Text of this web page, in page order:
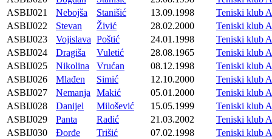
ASBIJ021
Nebojša Stanišić 13.09.1998
Teniski klub
ASBIJ022
Stevan Živić 28.02.2000
Teniski klub
ASBIJ023
Vojislava Poštić 24.01.1998
Teniski klub
ASBIJ024
Dragiša Vuletić 28.08.1965
Teniski klub
ASBIJ025
Nikolina Vrućan 08.12.1998
Teniski klub
ASBIJ026
Mlađen Simić 12.10.2000
Teniski klub
ASBIJ027
Nemanja Makić 05.01.2000
Teniski klub
ASBIJ028
Danijel Milošević 15.05.1999
Teniski klub
ASBIJ029
Panta Radić 21.03.2002
Teniski klub
ASBIJ030
Đorđe Trišić 07.02.1998
Teniski klub